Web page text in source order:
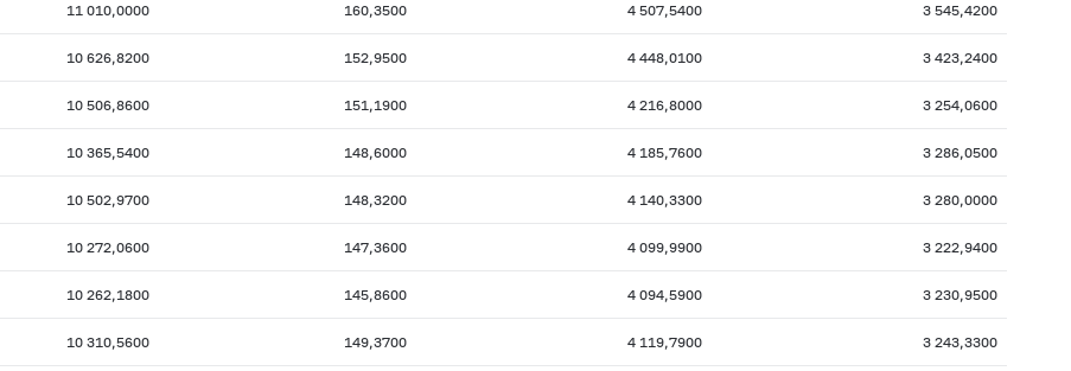
11 010,0000 160,3500 4 507,5400 3 545,4200
10 626,8200 152,9500 4 448,0100 3 423,2400
10 506,8600 151,1900 4 216,8000 3 254,0600
10 365,5400 148,6000 4 185,7600 3 286,0500
10 502,9700 148,3200 4 140,3300 3 280,0000
10 272,0600 147,3600 4 099,9900 3 222,9400
10 262,1800 145,8600 4 094,5900 3 230,9500
10 310,5600 149,3700 4 119,7900 3 243,3300